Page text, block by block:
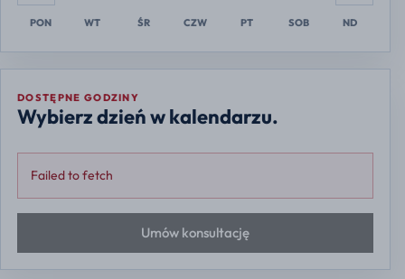
PON WT ŚR CZW PT SOB ND
DOSTĘPNE GODZINY
Wybierz dzień w kalendarzu.
Failed to fetch
Umów konsultację